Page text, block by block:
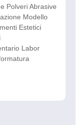
Polveri Abrasive
Modello
Estetici
Labor